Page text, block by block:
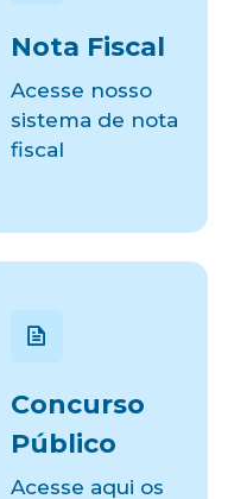
Nota Fiscal
Acesse nosso
sistema de nota
fiscal
Concurso
Público
Acesse aqui os